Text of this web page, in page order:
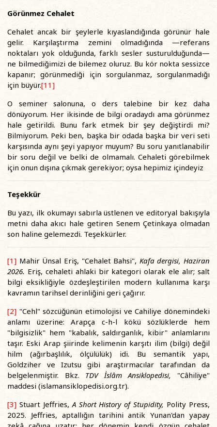
Görünmez Cehalet
Cehalet ancak bir şeylerle kıyaslandığında görünür hale
gelir. Karşılaştırma zemini olmadığında —referans
noktaları yok olduğunda, farklı sesler susturulduğunda—
ne bilmediğimizi de bilemez oluruz. Bu kör nokta sessizce
kapanır; görünmediği için sorgulanmaz, sorgulanmadığı
için büyür.[11]
O seminer salonuna, o ders talebine bir kez daha
dönüyorum. Her ikisinde de bilgi oradaydı ama görünmez
hale getirildi. Bunu fark etmek bir şey değiştirdi mi?
Bilmiyorum. Peki ben, başka bir odada başka bir veri seti
karşısında aynı şeyi yapıyor muyum? Bu soru yanıtlanabilir
bir soru değil ve belki de olmamalı. Cehaleti görebilmek
için onun dışına çıkmak gerekiyor; oysa hepimiz içindeyiz
Teşekkür
Bu yazı, ilk okumayı sabırla üstlenen ve editoryal bakışıyla
metni daha akıcı hale getiren Senem Çetinkaya olmadan
son haline gelemezdi. Teşekkürler.
[1] Mahir Ünsal Eriş, "Cehalet Bahsi", Kafa dergisi, Haziran
2026. Eriş, cehaleti ahlaki bir kategori olarak ele alır; salt
bilgi eksikliğiyle özdeşleştirilen modern kullanıma karşı
kavramın tarihsel derinliğini geri çağırır.
[2] "Cehl" sözcüğünün etimolojisi ve Cahiliye dönemindeki
anlamı üzerine: Arapça c-h-l kökü sözlüklerde hem
"bilgisizlik" hem "kabalık, saldırganlık, kibir" anlamlarını
taşır. Eski Arap şiirinde kelimenin karşıtı ilim (bilgi) değil
hilm (ağırbaşlılık, ölçülülük) idi. Bu semantik yapı,
Goldziher ve Izutsu gibi araştırmacılar tarafından da
belgelenmiştir. Bkz. TDV İslâm Ansiklopedisi, "Câhiliye"
maddesi (islamansiklopedisi.org.tr).
[3] Stuart Jeffries, A Short History of Stupidity, Polity Press,
2025. Jeffries, aptallığın tarihini antik Yunan'dan yapay